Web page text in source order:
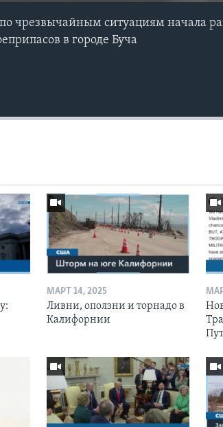
чрезвычайным ситуациям начала
в городе Буча
МАРТ 14, 2025
Ливни, оползни и торнадо в
Калифорнии